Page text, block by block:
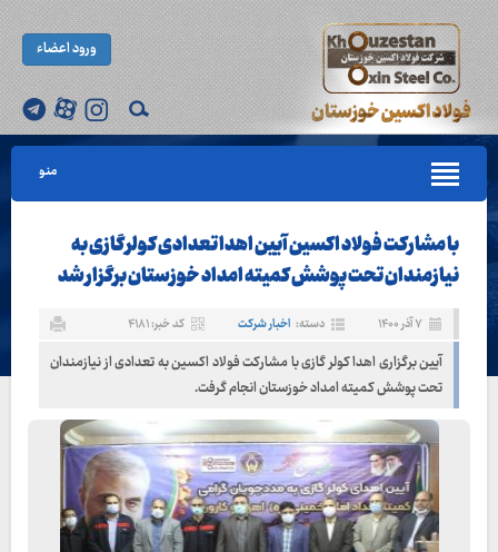
ورود اعضاء
منو
با مشارکت فولاد اکسین آیین اهدا تعدادی کولر گازی به
نیازمندان تحت پوشش کمیته امداد خوزستان برگزار شد
۷ آذر ۱۴۰۰ دسته: اخبار شرکت کد خبر: ۴۱۸۱
آیین برگزاری اهدا کولر گازی با مشارکت فولاد اکسین به تعدادی از نیازمندان
تحت پوشش کمیته امداد خوزستان انجام گرفت.